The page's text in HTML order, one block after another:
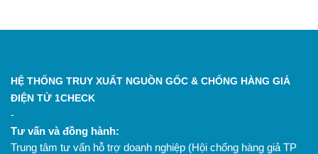
HỆ THỐNG TRUY XUẤT NGUỒN GỐC & CHỐNG HÀNG GIẢ
ĐIỆN TỬ 1CHECK
-
Tư vấn và đồng hành:
Trung tâm tư vấn hỗ trợ doanh nghiệp (Hội chống hàng giả TP